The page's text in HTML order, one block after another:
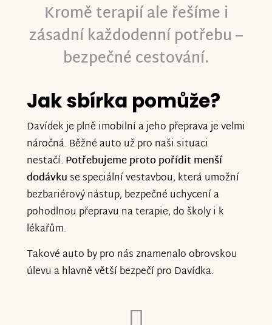
Kromě terapií ale řešíme i
zásadní každodenní potřebu –
bezpečné cestování.
Jak sbírka pomůže?
Davídek je plně imobilní a jeho přeprava je velmi
náročná. Běžné auto už pro naši situaci
nestačí. Potřebujeme proto pořídit menší
dodávku se speciální vestavbou, která umožní
bezbariérový nástup, bezpečné uchycení a
pohodlnou přepravu na terapie, do školy i k
lékařům.
Takové auto by pro nás znamenalo obrovskou
úlevu a hlavně větší bezpečí pro Davídka.